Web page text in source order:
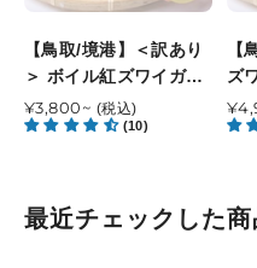
＞
ボ
イ
ル
ワ
イ
【鳥取/境港】＜訳あり
＞ ボイル紅ズワイガニ
B級
通
常
¥3,800~ (税込)
(10)
ズ
ワ
イ
ガ
級
3
【
ズ
通
常
最近チェックした商